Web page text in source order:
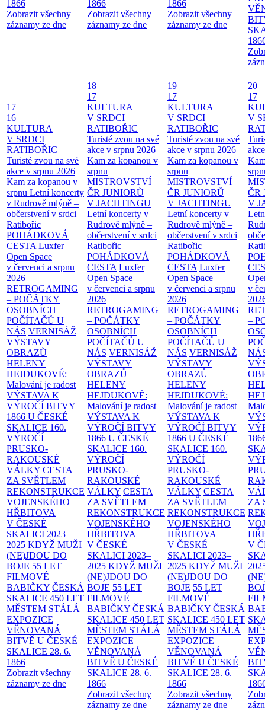
1866
Zobrazit všechny
záznamy ze dne
1866
Zobrazit všechny
záznamy ze dne
1866
Zobrazit všechny
záznamy ze dne
17
16
KULTURA
V SRDCI
RATIBOŘIC
Turisté zvou na své
akce v srpnu 2026
Kam za kopanou v
srpnu Letní koncerty
v Rudrově mlýně –
občerstvení v srdci
Ratibořic
POHÁDKOVÁ
CESTA Luxfer
Open Space
v červenci a srpnu
2026
RETROGAMING
– POČÁTKY
OSOBNÍCH
POČÍTAČŮ U
NÁS VERNISÁŽ
VÝSTAVY
OBRAZŮ
HELENY
HEJDUKOVÉ:
Malování je radost
VÝSTAVA K
VÝROČÍ BITVY
1866 U ČESKÉ
SKALICE 160.
VÝROČÍ
PRUSKO-
RAKOUSKÉ
VÁLKY CESTA
ZA SVĚTLEM
REKONSTRUKCE
VOJENSKÉHO
HŘBITOVA
V ČESKÉ
SKALICI 2023–
2025 KDYŽ MUŽI
(NE)JDOU DO
BOJE 55 LET
FILMOVÉ
BABIČKY ČESKÁ
SKALICE 450 LET
MĚSTEM STÁLÁ
EXPOZICE
VĚNOVANÁ
BITVĚ U ČESKÉ
SKALICE 28. 6.
1866
Zobrazit všechny
záznamy ze dne
18
17
KULTURA
V SRDCI
RATIBOŘIC
Turisté zvou na své
akce v srpnu 2026
Kam za kopanou v
srpnu
MISTROVSTVÍ
ČR JUNIORŮ
V JACHTINGU
Letní koncerty v
Rudrově mlýně –
občerstvení v srdci
Ratibořic
POHÁDKOVÁ
CESTA Luxfer
Open Space
v červenci a srpnu
2026
RETROGAMING
– POČÁTKY
OSOBNÍCH
POČÍTAČŮ U
NÁS VERNISÁŽ
VÝSTAVY
OBRAZŮ
HELENY
HEJDUKOVÉ:
Malování je radost
VÝSTAVA K
VÝROČÍ BITVY
1866 U ČESKÉ
SKALICE 160.
VÝROČÍ
PRUSKO-
RAKOUSKÉ
VÁLKY CESTA
ZA SVĚTLEM
REKONSTRUKCE
VOJENSKÉHO
HŘBITOVA
V ČESKÉ
SKALICI 2023–
2025 KDYŽ MUŽI
(NE)JDOU DO
BOJE 55 LET
FILMOVÉ
BABIČKY ČESKÁ
SKALICE 450 LET
MĚSTEM STÁLÁ
EXPOZICE
VĚNOVANÁ
BITVĚ U ČESKÉ
SKALICE 28. 6.
1866
Zobrazit všechny
záznamy ze dne
19
17
KULTURA
V SRDCI
RATIBOŘIC
Turisté zvou na své
akce v srpnu 2026
Kam za kopanou v
srpnu
MISTROVSTVÍ
ČR JUNIORŮ
V JACHTINGU
Letní koncerty v
Rudrově mlýně –
občerstvení v srdci
Ratibořic
POHÁDKOVÁ
CESTA Luxfer
Open Space
v červenci a srpnu
2026
RETROGAMING
– POČÁTKY
OSOBNÍCH
POČÍTAČŮ U
NÁS VERNISÁŽ
VÝSTAVY
OBRAZŮ
HELENY
HEJDUKOVÉ:
Malování je radost
VÝSTAVA K
VÝROČÍ BITVY
1866 U ČESKÉ
SKALICE 160.
VÝROČÍ
PRUSKO-
RAKOUSKÉ
VÁLKY CESTA
ZA SVĚTLEM
REKONSTRUKCE
VOJENSKÉHO
HŘBITOVA
V ČESKÉ
SKALICI 2023–
2025 KDYŽ MUŽI
(NE)JDOU DO
BOJE 55 LET
FILMOVÉ
BABIČKY ČESKÁ
SKALICE 450 LET
MĚSTEM STÁLÁ
EXPOZICE
VĚNOVANÁ
BITVĚ U ČESKÉ
SKALICE 28. 6.
1866
Zobrazit všechny
záznamy ze dne
20
17
V
ČR
V
v
–
ZA
V